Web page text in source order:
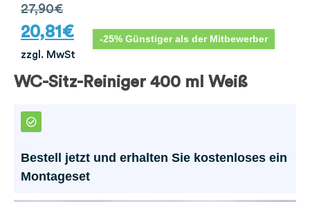
27,90€
20,81 €
zzgl. MwSt
-25% Günstiger als der Mitbewerber
WC-Sitz-Reiniger 400 ml Weiß
Bestell jetzt und erhalten Sie kostenloses ein
Montageset